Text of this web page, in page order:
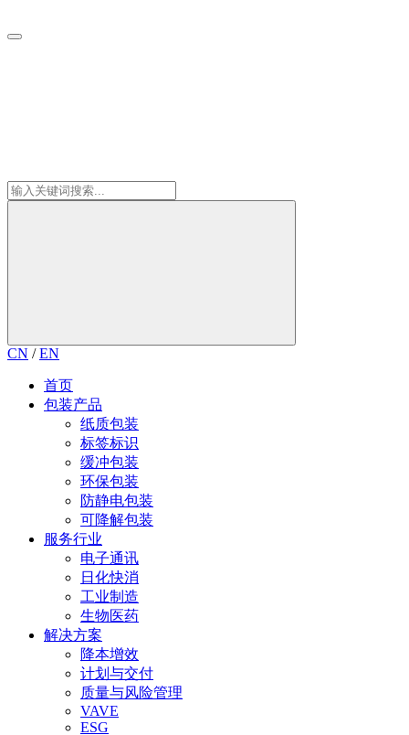
CN / EN
首页
包装产品
纸质包装
标签标识
缓冲包装
环保包装
防静电包装
可降解包装
服务行业
电子通讯
日化快消
工业制造
生物医药
解决方案
降本增效
计划与交付
质量与风险管理
VAVE
ESG